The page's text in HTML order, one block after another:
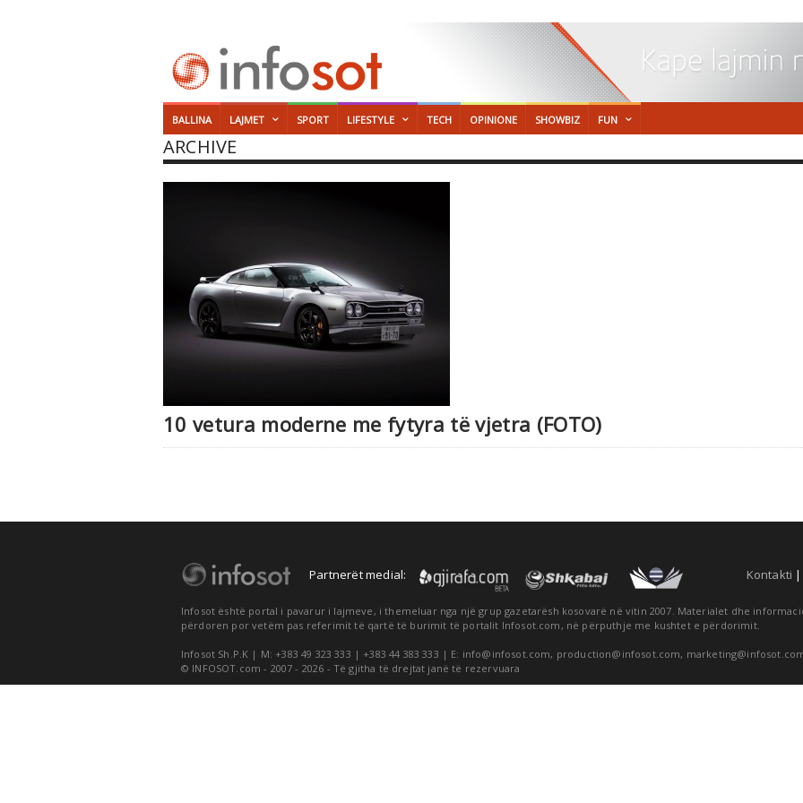
BALLINA LAJMET SPORT LIFESTYLE TECH OPINIONE SHOWBIZ FUN
ARCHIVE
10 vetura moderne me fytyra të vjetra (FOTO)
Partnerët medial: Kontakti
Infosot është portal i pavarur i lajmeve, i themeluar nga një grup gazetarësh kosovarë në vitin 2007. Materialet dhe
përdoren por vetëm pas referimit të qartë të burimit të portalit Infosot.com, në përputhje me kushtet e përdorimit.
Infosot Sh.P.K | M: +383 49 323 333 | +383 44 383 333 | E: info@infosot.com, production@infosot.com,
© INFOSOT.com - 2007 - 2026 - Të gjitha të drejtat janë të rezervuara